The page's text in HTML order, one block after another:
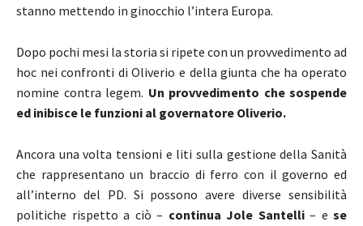
stanno mettendo in ginocchio l’intera Europa.
Dopo pochi mesi la storia si ripete con un provvedimento ad
hoc nei confronti di Oliverio e della giunta che ha operato
nomine contra legem. Un provvedimento che sospende
ed inibisce le funzioni al governatore Oliverio.
Ancora una volta tensioni e liti sulla gestione della Sanità
che rappresentano un braccio di ferro con il governo ed
all’interno del PD. Si possono avere diverse sensibilità
politiche rispetto a ciò – continua Jole Santelli– e se